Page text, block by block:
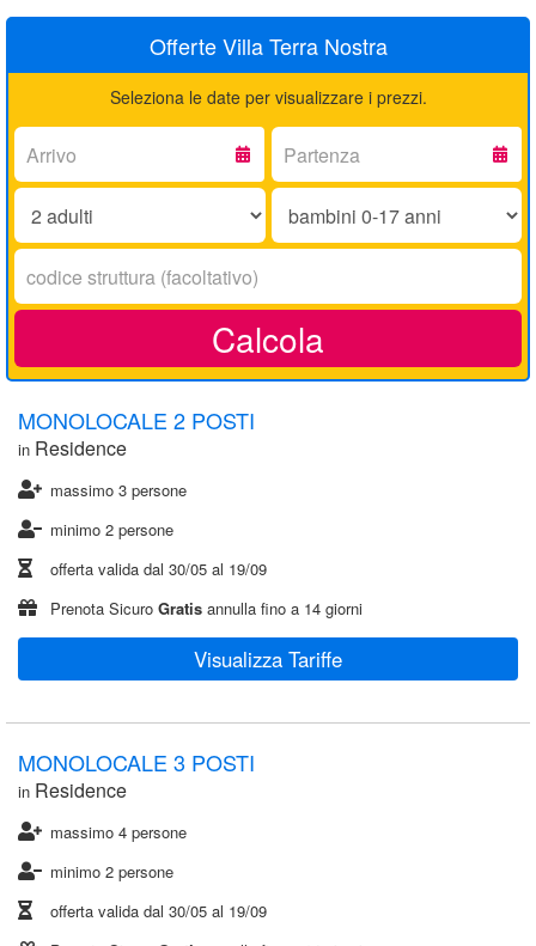
Offerte Villa Terra Nostra
Seleziona le date per visualizzare i prezzi.
Arrivo:
Partenza:
Adulti:
Bambini
17
Codice
struttura:
Calcola
MONOLOCALE 2 POSTI
in Residence
massimo 3 persone
minimo 2 persone
offerta valida dal 30/05 al 19/09
Prenota Sicuro Gratis annulla fino a 14 giorni
Visualizza Tariffe
MONOLOCALE 3 POSTI
in Residence
massimo 4 persone
minimo 2 persone
offerta valida dal 30/05 al 19/09